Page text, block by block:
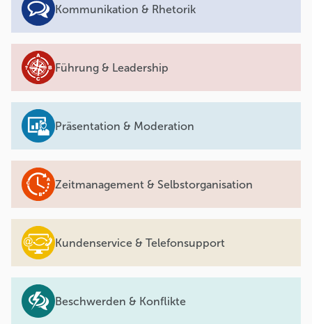
Kommunikation & Rhetorik
Führung & Leadership
Präsentation & Moderation
Zeitmanagement & Selbstorganisation
Kundenservice & Telefonsupport
Beschwerden & Konflikte